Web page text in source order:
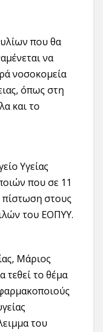
που θα
να
νοσοκομεία
όπως στη
και το
Υγείας
που σε 11
στους
του ΕΟΠΥΥ.
Μάριος
τεθεί το θέμα
του